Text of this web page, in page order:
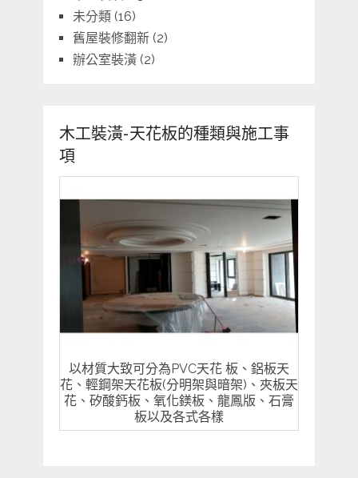
未分類(16)
舊屋裝修翻新(2)
辦公室裝潢(2)
木工裝潢-天花板的種類與施工事
項
以材質大致可分為PVC天花 板、鋁板天
花、輕鋼架天花板(分明架與暗架)、夾板天
花、矽酸鈣板、氧化鎂板、龍鳳版、石膏
板以及各式各樣